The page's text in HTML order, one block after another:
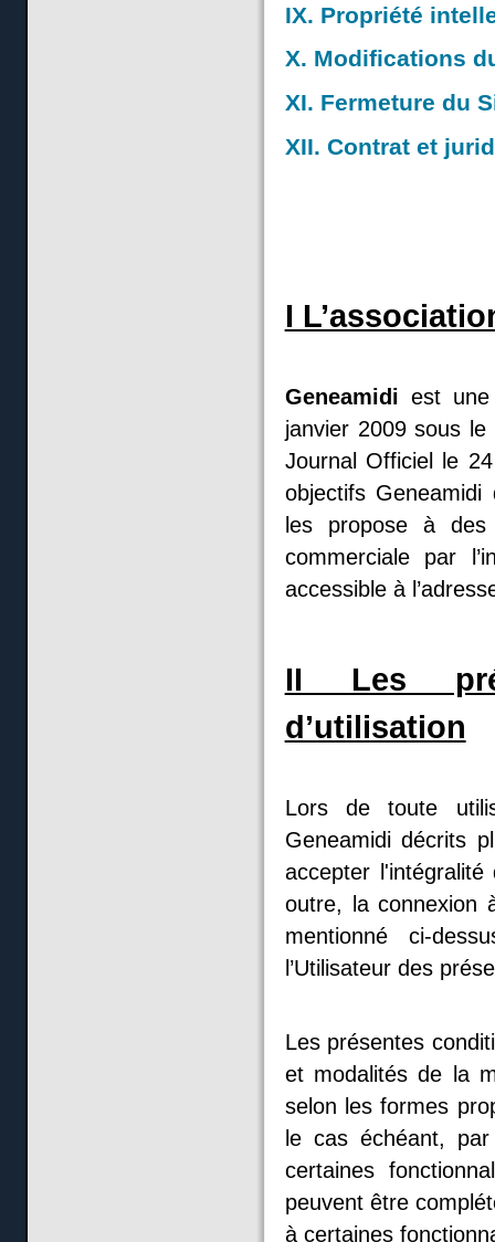
IX. Propriété
X. Modifications
XI. Fermeture du
XII. Contrat et
I
Geneamidi est une
janvier 2009 sous
Journal Officiel le
objectifs
les propose à des
commerciale par
accessible à
II Les
d’utilisation
Lors de toute
Geneamidi décrits
accepter
outre, la connexion
mentionné ci-
l’Utilisateur des
Les présentes
et modalités de la
selon les formes
le cas échéant,
certaines
peuvent être
à certaines